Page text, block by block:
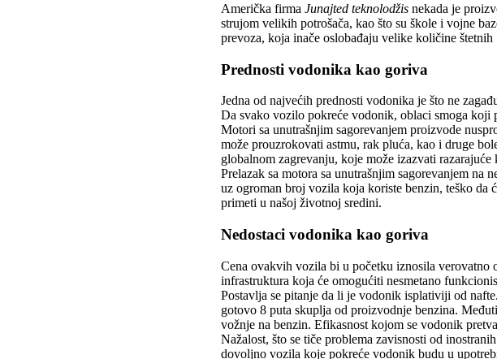
Američka firma Junajted teknolodžis nekada je
strujom velikih potrošača, kao što su škole i vojne
prevoza, koja inače oslobađaju velike količine štetnih
Prednosti vodonika kao goriva
Jedna od najvećih prednosti vodonika je što ne
Da svako vozilo pokreće vodonik, oblaci smoga koji
Motori sa unutrašnjim sagorevanjem proizvode
može prouzrokovati astmu, rak pluća, kao i druge
globalnom zagrevanju, koje može izazvati
Prelazak sa motora sa unutrašnjim sagorevanjem
uz ogroman broj vozila koja koriste benzin, teško
primeti u našoj životnoj sredini.
Nedostaci vodonika kao goriva
Cena ovakvih vozila bi u početku iznosila verovatno
infrastruktura koja će omogućiti nesmetano
Postavlja se pitanje da li je vodonik isplativiji od
gotovo 8 puta skuplja od proizvodnje benzina.
vožnje na benzin. Efikasnost kojom se vodonik
Nažalost, što se tiče problema zavisnosti od
dovoljno vozila koje pokreće vodonik budu u